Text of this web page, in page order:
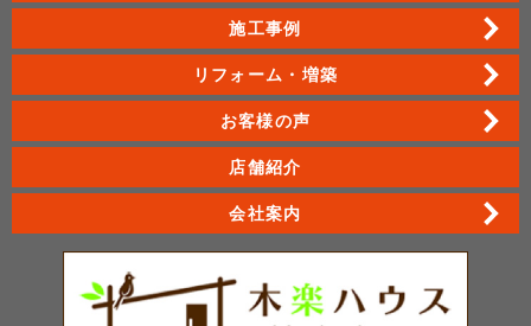
施工事例
リフォーム・増築
お客様の声
店舗紹介
会社案内